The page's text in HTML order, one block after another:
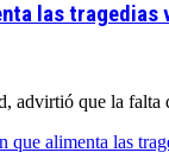
las tragedias
advirtió que la falta
que alimenta las